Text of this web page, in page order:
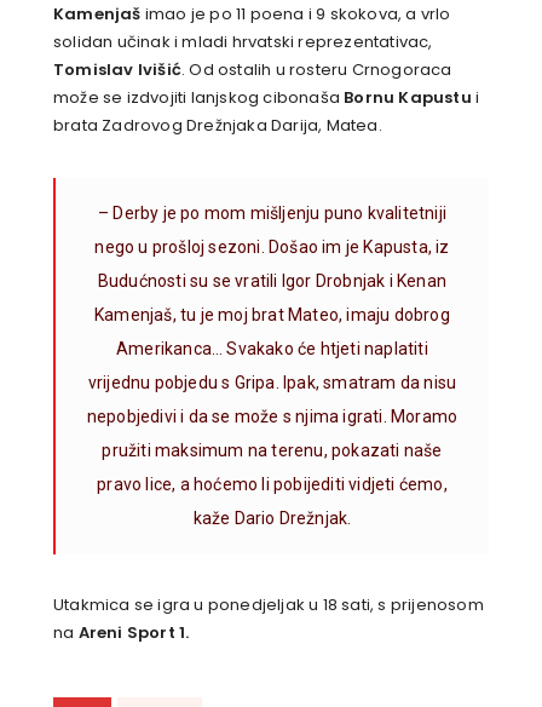
Kamenjaš imao je po 11 poena i 9 skokova, a vrlo
solidan učinak i mladi hrvatski reprezentativac,
Tomislav Ivišić. Od ostalih u rosteru Crnogoraca
može se izdvojiti lanjskog cibonaša Bornu Kapustu i
brata Zadrovog Drežnjaka Darija, Matea.
– Derby je po mom mišljenju puno kvalitetniji
nego u prošloj sezoni. Došao im je Kapusta, iz
Budućnosti su se vratili Igor Drobnjak i Kenan
Kamenjaš, tu je moj brat Mateo, imaju dobrog
Amerikanca… Svakako će htjeti naplatiti
vrijednu pobjedu s Gripa. Ipak, smatram da nisu
nepobjedivi i da se može s njima igrati. Moramo
pružiti maksimum na terenu, pokazati naše
pravo lice, a hoćemo li pobijediti vidjeti ćemo,
kaže Dario Drežnjak.
Utakmica se igra u ponedjeljak u 18 sati, s prijenosom
na Areni Sport 1.